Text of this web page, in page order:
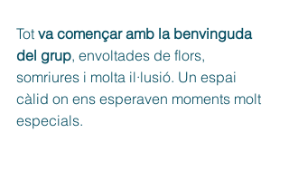
Tot va començar amb la benvinguda
del grup, envoltades de flors,
somriures i molta il·lusió. Un espai
càlid on ens esperaven moments molt
especials.